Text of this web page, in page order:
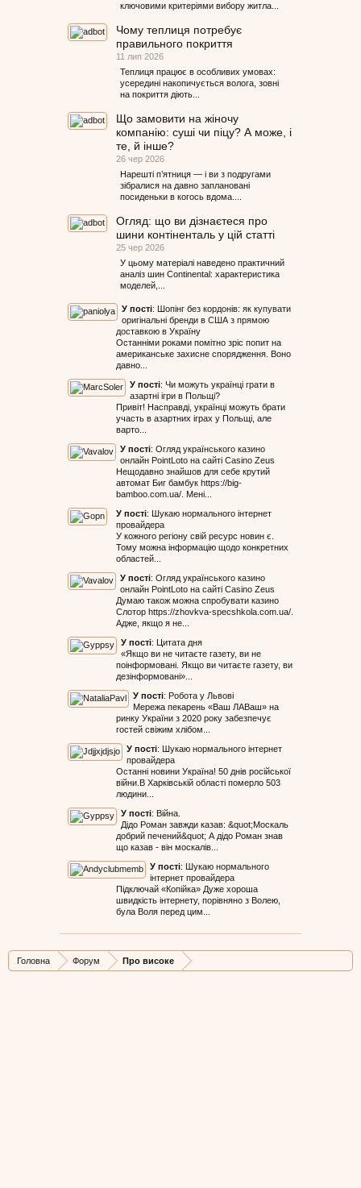
ключовими критеріями вибору житла...
Чому теплиця потребує
правильного покриття
11 лип 2026
Теплиця працює в особливих умовах:
усередині накопичується волога, зовні
на покриття діють...
Що замовити на жіночу
компанію: суші чи піцу? А може, і
те, й інше?
26 чер 2026
Нарешті п’ятниця — і ви з подругами
зібралися на давно заплановані
посиденьки в когось вдома....
Огляд: що ви дізнаєтеся про
шини контіненталь у цій статті
25 чер 2026
У цьому матеріалі наведено практичний
аналіз шин Continental: характеристика
моделей,...
У пості: Шопінг без кордонів: як купувати
оригінальні бренди в США з прямою
доставкою в Україну
Останніми роками помітно зріс попит на
американське захисне спорядження. Воно
давно...
У пості: Чи можуть українці грати в
азартні ігри в Польщі?
Привіт! Насправді, українці можуть брати
участь в азартних іграх у Польщі, але
варто...
У пості: Огляд українського казино
онлайн PointLoto на сайті Casino Zeus
Нещодавно знайшов для себе крутий
автомат Биг бамбук https://big-
bamboo.com.ua/. Мені...
У пості: Шукаю нормального інтернет
провайдера
У кожного регіону свій ресурс новин є.
Тому можна інформацію щодо конкретних
областей...
У пості: Огляд українського казино
онлайн PointLoto на сайті Casino Zeus
Думаю також можна спробувати казино
Слотор https://zhovkva-specshkola.com.ua/.
Адже, якщо я не...
У пості: Цитата дня
«Якщо ви не читаєте газету, ви не
поінформовані. Якщо ви читаєте газету, ви
дезінформовані»...
У пості: Робота у Львові
Мережа пекарень «Ваш ЛАВаш» на
ринку України з 2020 року забезпечує
гостей свіжим хлібом...
У пості: Шукаю нормального інтернет
провайдера
Останні новини Україна! 50 днів російської
війни.В Харківській області померло 503
людини...
У пості: Війна.
Дідо Роман завжди казав: &quot;Москаль
добрий печений&quot; А дідо Роман знав
що казав - він москалів...
У пості: Шукаю нормального
інтернет провайдера
Підключай «Копійка» Дуже хороша
швидкість інтернету, порівняно з Волею,
була Воля перед цим...
Головна Форум Про високе